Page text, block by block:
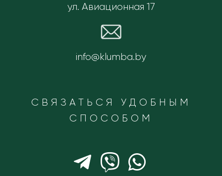
ул. Авиационная 17
info@klumba.by
СВЯЗАТЬСЯ УДОБНЫМ
СПОСОБОМ